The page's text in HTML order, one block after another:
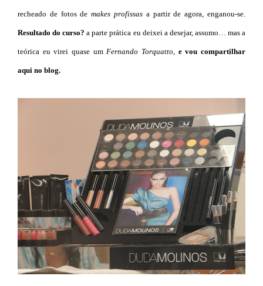
recheado de fotos demakes profissas a partir de agora, enganou-se.
Resultado do curso? a parte prática eu deixei a desejar, assumo… mas a
teórica eu virei quase um Fernando Torquatto e vou compartilhar
aqui no blog.